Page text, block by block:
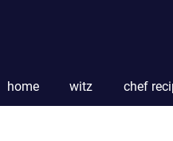
home witz chef